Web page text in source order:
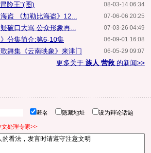
08-03-14 06:34
险王"(图)
07-06-06 20:25
盗 《加勒比海盗》12...
07-03-26 04:49
破口大骂 公众形象再...
06-09-01 16:08
分集简介:第6-10集
06-05-29 09:07
舞集《云南映象》来津门
更多关于 族人 营救 的新闻>>
匿名 隐藏地址 设为辩论话题
处理专家>>